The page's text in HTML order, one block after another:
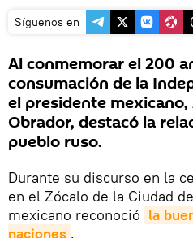
Síguenos en
Al conmemorar el 200
consumación de la
el presidente
Obrador, destacó la
pueblo ruso.
Durante su discurso en la
en el Zócalo de la Ciudad
mexicano reconoció la
naciones .